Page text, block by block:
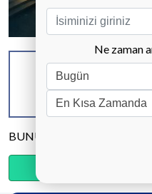
Tüm
KAPASİTE
6 KİŞİ
3
BUNU PAYLAŞ
Ne zaman